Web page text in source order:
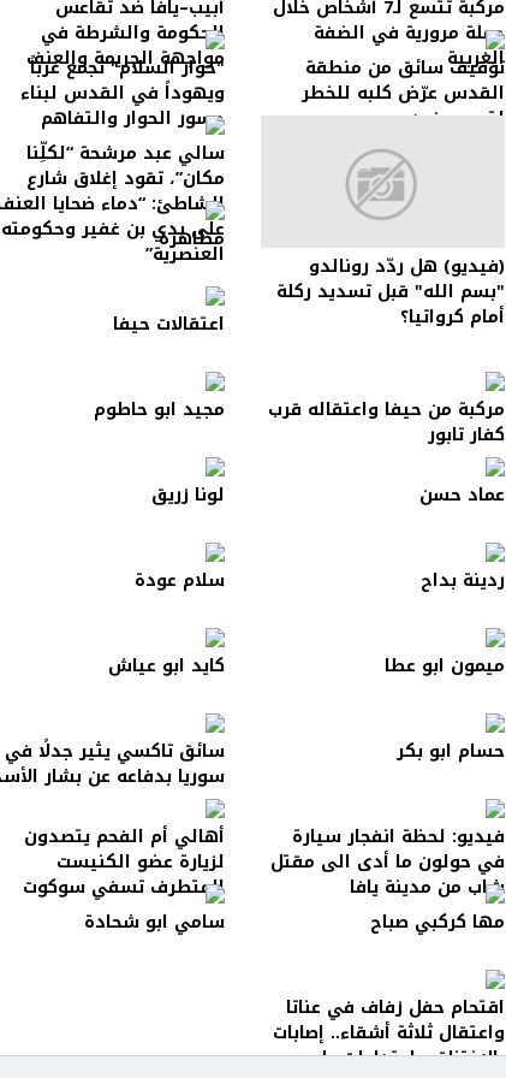
مركبة تتسع لـ7 أشخاص خلال
حملة مرورية في الضفة
الغربية
أبيب–يافا ضد تقاعس
الحكومة والشرطة في
مواجهة الجريمة والعنف توقيف سائق من منطقة
القدس عرّض كلبه للخطر
لتصوير فيديو
"حوار السلام" تجمع عرباً
ويهوداً في القدس لبناء
جسور الحوار والتفاهم
(فيديو) هل ردّد رونالدو
"بسم الله" قبل تسديد ركلة
أمام كرواتيا؟
سالي عبد مرشحة “لكلِّنا
مكان”، تقود إغلاق شارع
الشاطئ: “دماء ضحايا
على يدي بن غفير وحكومته
العنصرية”
مظاهرة
اعتقالات حيفا
مركبة من حيفا واعتقاله قرب
كفار تابور
مجيد ابو حاطوم
عماد حسن لونا زريق
ردينة بداح سلام عودة
ميمون ابو عطا كايد ابو عياش
حسام ابو بكر سائق تاكسي يثير جدلًا في
سوريا بدفاعه عن بشار
فيديو: لحظة انفجار سيارة
في حولون ما أدى الى مقتل
شاب من مدينة يافا
أهالي أم الفحم يتصدون
لزيارة عضو الكنيست
المتطرف تسفي سوكوت
مها كركبي صباح سامي ابو شحادة
اقتحام حفل زفاف في عناتا
واعتقال ثلاثة أشقاء.. إصابات
بالاختناق واعتداءات على